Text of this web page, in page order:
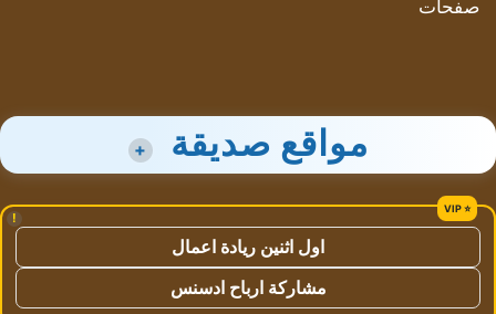
صفحات
مواقع صديقة +
!
اول اثنين ريادة اعمال
مشاركة ارباح ادسنس